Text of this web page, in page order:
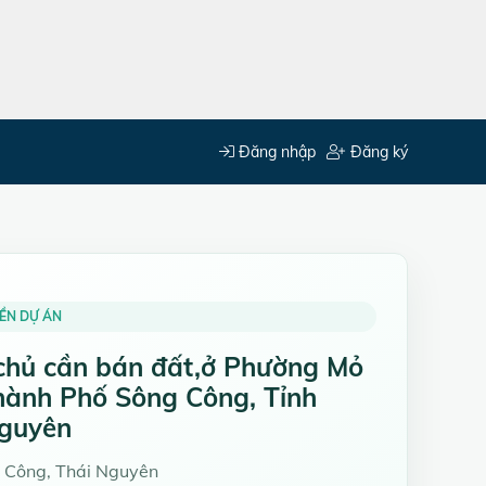
Đăng nhập Đăng ký
DỰ ÁN
cần bán đất,ở Phường Mỏ
Phố Sông Công, Tỉnh
Thái Nguyên